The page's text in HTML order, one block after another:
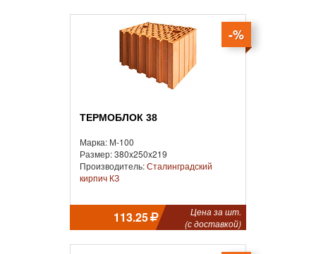
-%
ТЕРМОБЛОК 38
Марка: М-100
Размер: 380x250x219
Производитель:Сталинградский
кирпич КЗ
113.25
Цена за шт.
(с доставкой)